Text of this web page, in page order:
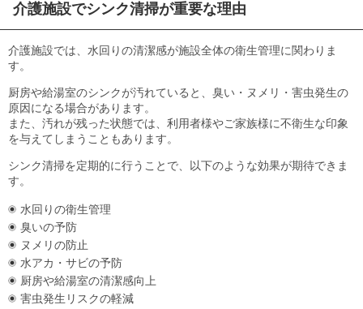
介護施設でシンク清掃が重要な理由
介護施設では、水回りの清潔感が施設全体の衛生管理に関わりま
す。
厨房や給湯室のシンクが汚れていると、臭い・ヌメリ・害虫発生の
原因になる場合があります。
また、汚れが残った状態では、利用者様やご家族様に不衛生な印象
を与えてしまうこともあります。
シンク清掃を定期的に行うことで、以下のような効果が期待できま
す。
水回りの衛生管理
臭いの予防
ヌメリの防止
水アカ・サビの予防
厨房や給湯室の清潔感向上
害虫発生リスクの軽減